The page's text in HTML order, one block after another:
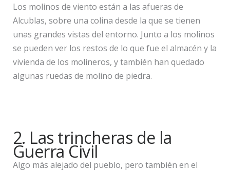
Los molinos de viento están a las afueras de
Alcublas, sobre una colina desde la que se tienen
unas grandes vistas del entorno. Junto a los molinos
se pueden ver los restos de lo que fue el almacén y la
vivienda de los molineros, y también han quedado
algunas ruedas de molino de piedra.
2. Las trincheras de la
Guerra Civil
Algo más alejado del pueblo, pero también en el